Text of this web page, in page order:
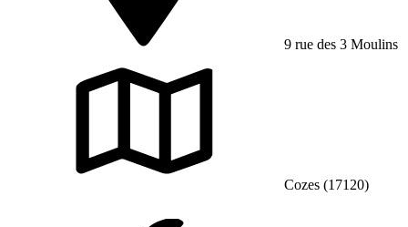
9 rue des 3 Moulins
Cozes (17120)